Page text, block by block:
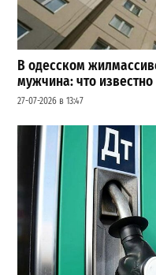
В одесском
мужчина: что известно
27-07-2026 в 13:47